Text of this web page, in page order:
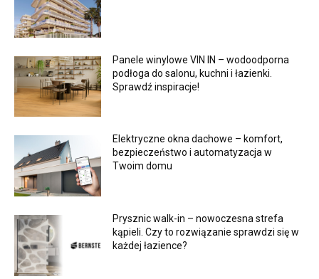
Panele winylowe VIN IN – wodoodporna
podłoga do salonu, kuchni i łazienki.
Sprawdź inspiracje!
Elektryczne okna dachowe – komfort,
bezpieczeństwo i automatyzacja w
Twoim domu
Prysznic walk-in – nowoczesna strefa
kąpieli. Czy to rozwiązanie sprawdzi się w
każdej łazience?